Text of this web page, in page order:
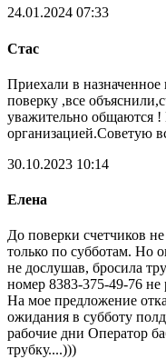
24.01.2024 07:33
Стас
Приехали в назначенное
поверку ,все
уважительно общаются !
организацией.Советую
30.10.2023 10:14
Елена
До поверки счетчиков
только по субботам. Но
не дослушав, бросила
номер 8383-375-49-76 не
На мое предложение
ожидания в субботу
рабочие дни Оператор
трубку....)))